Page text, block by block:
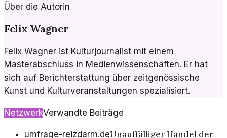
Über die Autorin
Felix Wagner
Felix Wagner ist Kulturjournalist mit einem
Masterabschluss in Medienwissenschaften. Er hat
sich auf Berichterstattung über zeitgenössische
Kunst und Kulturveranstaltungen spezialisiert.
NetzwerkVerwandte Beiträge
umfrage-reizdarm.deUnauffälliger Handel der